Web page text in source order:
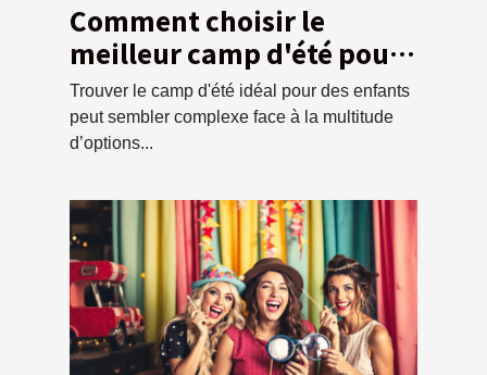
Comment choisir le
meilleur camp d'été pour
vos enfants ?
Trouver le camp d'été idéal pour des enfants
peut sembler complexe face à la multitude
d’options...